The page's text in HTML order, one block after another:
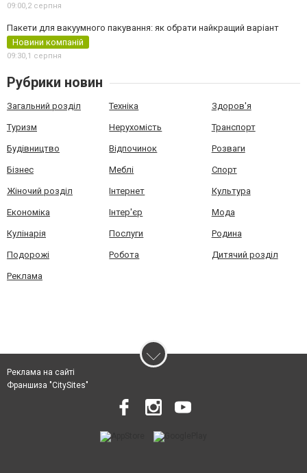
09:00,2 серпня
Пакети для вакуумного пакування: як обрати найкращий варіант
Новини компаній
09:30,1 серпня
Рубрики новин
Загальний розділ Техніка Здоров'я
Туризм Нерухомість Транспорт
Будівництво Відпочинок Розваги
Бізнес Меблі Спорт
Жіночий розділ Інтернет Культура
Економіка Інтер'єр Мода
Кулінарія Послуги Родина
Подорожі Робота Дитячий розділ
Реклама
Реклама на сайті
Франшиза "CitySites"